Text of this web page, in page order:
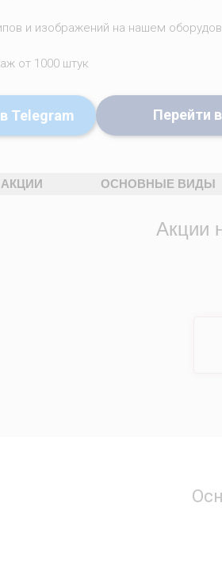
и изображений на нашем
от 1000 штук
Telegram Перейти
АКЦИИ ОСНОВНЫЕ ВИДЫ
Акции